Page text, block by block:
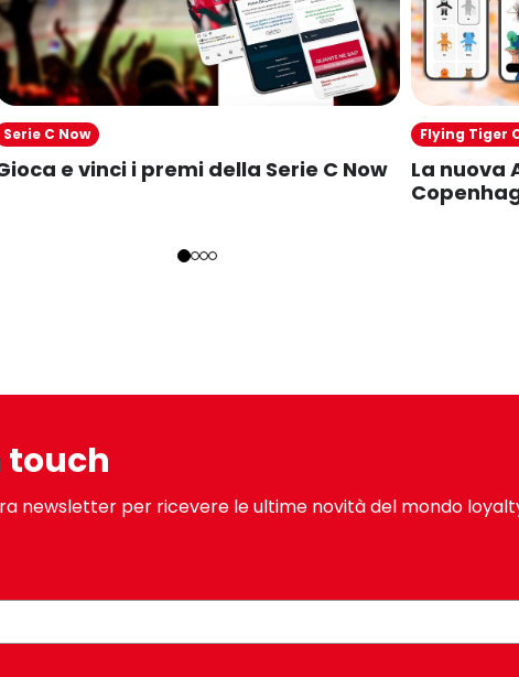
Serie C Now
e vinci i premi della Serie C Now
Flying Tiger
La nuova
touch
newsletter per ricevere le ultime novità del mondo